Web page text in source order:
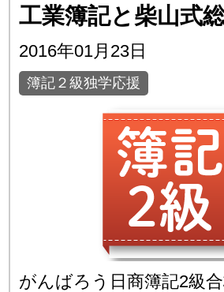
工業簿記と柴山式
2016年01月23日
簿記２級独学応援
がんばろう日商簿記2級